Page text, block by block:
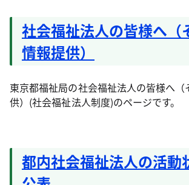
社会福祉法人の皆様へ（
情報提供）
東京都福祉局の社会福祉法人の皆様へ（
供）(社会福祉法人制度)のページです。
都内社会福祉法人の活動